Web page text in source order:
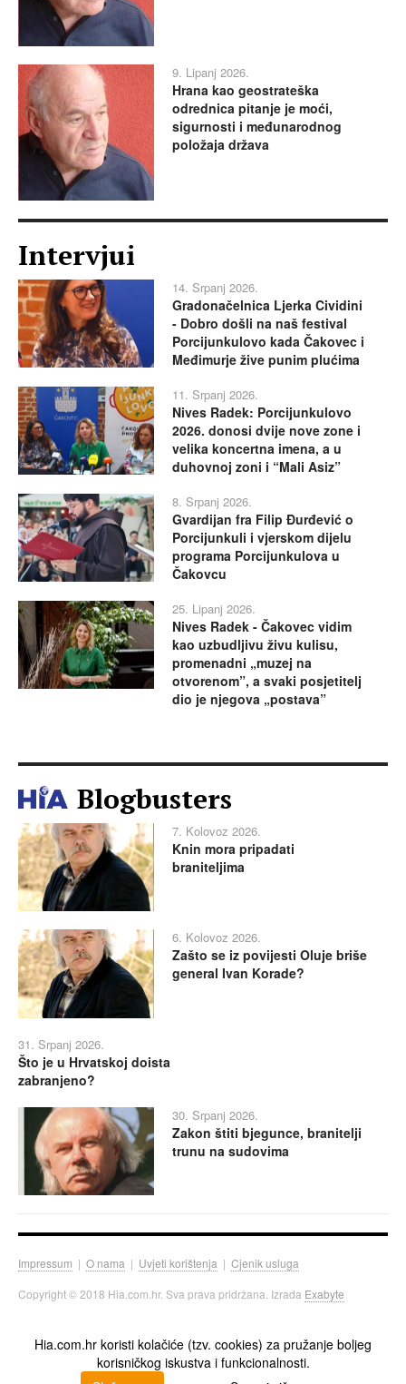
9. Lipanj 2026.
Hrana kao geostrateška
odrednica pitanje je moći,
sigurnosti i međunarodnog
položaja država
Intervjui
14. Srpanj 2026.
Gradonačelnica Ljerka Cividini
- Dobro došli na naš festival
Porcijunkulovo kada Čakovec i
Međimurje žive punim plućima
11. Srpanj 2026.
Nives Radek: Porcijunkulovo
2026. donosi dvije nove zone i
velika koncertna imena, a u
duhovnoj zoni i “Mali Asiz”
8. Srpanj 2026.
Gvardijan fra Filip Đurđević o
Porcijunkuli i vjerskom dijelu
programa Porcijunkulova u
Čakovcu
25. Lipanj 2026.
Nives Radek - Čakovec vidim
kao uzbudljivu živu kulisu,
promenadni „muzej na
otvorenom”, a svaki posjetitelj
dio je njegova „postava”
Blogbusters
7. Kolovoz 2026.
Knin mora pripadati
braniteljima
6. Kolovoz 2026.
Zašto se iz povijesti Oluje briše
general Ivan Korade?
31. Srpanj 2026.
Što je u Hrvatskoj doista
zabranjeno?
30. Srpanj 2026.
Zakon štiti bjegunce, branitelji
trunu na sudovima
Impressum | O nama | Uvjeti korištenja | Cjenik usluga
Copyright © 2018 Hia.com.hr. Sva prava pridržana. Izrada Exabyte
Hia.com.hr koristi kolačiće (tzv. cookies) za pružanje boljeg
korisničkog iskustva i funkcionalnosti.